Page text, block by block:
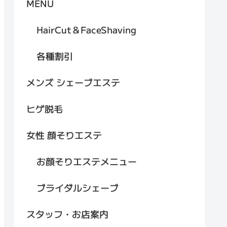
MENU
HairCut＆FaceShaving
各種割引
メンズ シェーブエステ
ヒゲ脱毛
女性 顔そりエステ
お顔そりエステメニュー
ブライダルシェーブ
スタッフ・お店案内